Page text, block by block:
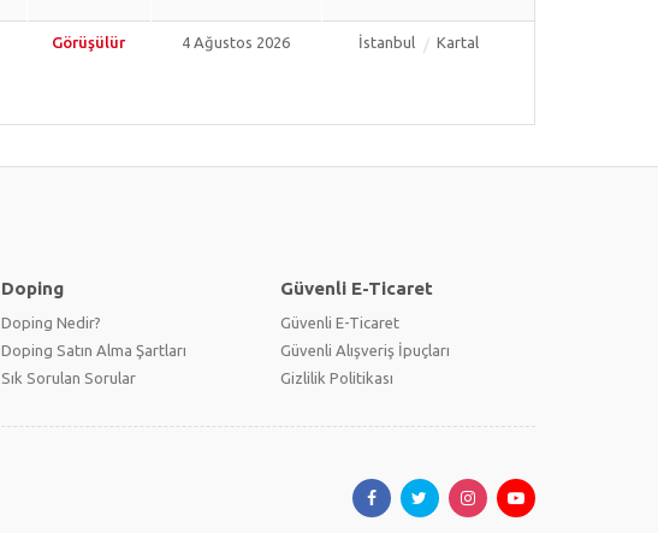
Görüşülür 4 Ağustos 2026 İstanbul Kartal
Doping
Doping Nedir?
Doping Satın Alma Şartları
Sık Sorulan Sorular
Güvenli E-Ticaret
Güvenli E-Ticaret
Güvenli Alışveriş İpuçları
Gizlilik Politikası